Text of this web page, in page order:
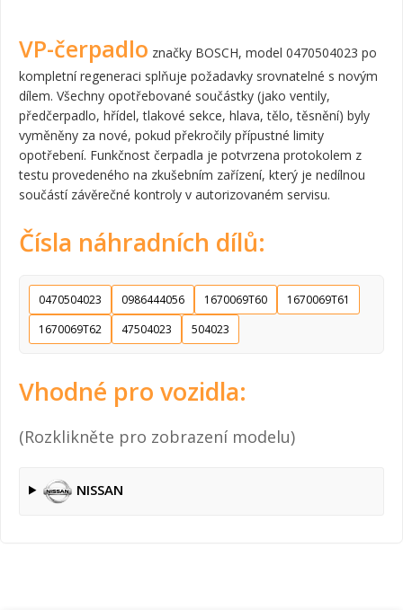
VP-čerpadlo značky BOSCH, model 0470504023 po
kompletní regeneraci splňuje požadavky srovnatelné s novým
dílem. Všechny opotřebované součástky (jako ventily,
předčerpadlo, hřídel, tlakové sekce, hlava, tělo, těsnění) byly
vyměněny za nové, pokud překročily přípustné limity
opotřebení. Funkčnost čerpadla je potvrzena protokolem z
testu provedeného na zkušebním zařízení, který je nedílnou
součástí závěrečné kontroly v autorizovaném servisu.
Čísla náhradních dílů:
0470504023 0986444056 1670069T60
1670069T61
1670069T62
47504023 504023
Vhodné pro vozidla:
(Rozklikněte pro zobrazení modelu)
NISSAN